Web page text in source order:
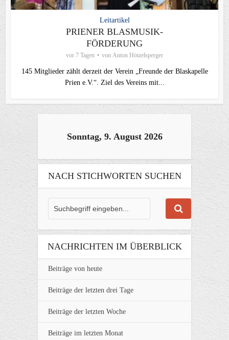
Leitartikel
PRIENER BLASMUSIK-
FÖRDERUNG
vor 7 Tagen von Anton Hötzelsperger
145 Mitglieder zählt derzeit der Verein „Freunde der Blaskapelle
Prien e.V.“. Ziel des Vereins mit...
Sonntag, 9. August 2026
NACH STICHWORTEN SUCHEN
NACHRICHTEN IM ÜBERBLICK
Beiträge von heute
Beiträge der letzten drei Tage
Beiträge der letzten Woche
Beiträge im letzten Monat